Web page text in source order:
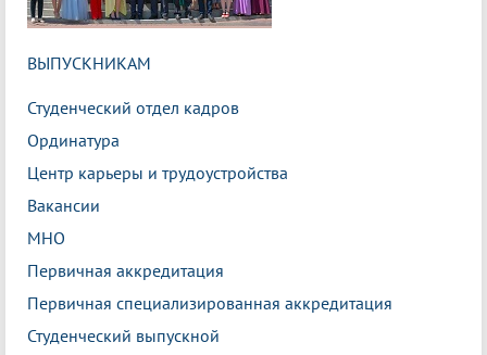
ВЫПУСКНИКАМ
Студенческий отдел кадров
Ординатура
Центр карьеры и трудоустройства
Вакансии
МНО
Первичная аккредитация
Первичная специализированная аккредитация
Студенческий выпускной